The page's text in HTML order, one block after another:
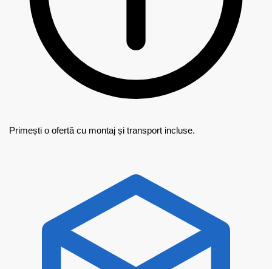
Primești o ofertă cu montaj și transport incluse.